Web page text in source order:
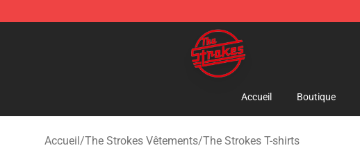
The Strokes Shop - Official The Strokes Merchandise Store
Accueil Boutique
Accueil/The Strokes Vêtements/The Strokes T-shirts